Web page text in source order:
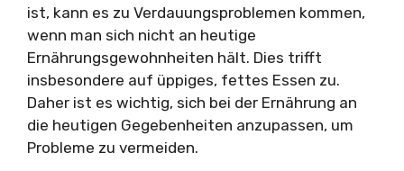
ist, kann es zu Verdauungsproblemen kommen,
wenn man sich nicht an heutige
Ernährungsgewohnheiten hält. Dies trifft
insbesondere auf üppiges, fettes Essen zu.
Daher ist es wichtig, sich bei der Ernährung an
die heutigen Gegebenheiten anzupassen, um
Probleme zu vermeiden.